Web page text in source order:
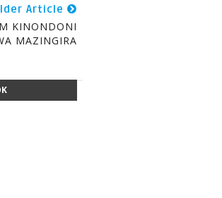
Article
KINONDONI
MAZINGIRA